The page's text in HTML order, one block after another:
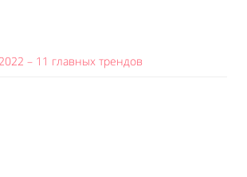
– 11 главных трендов